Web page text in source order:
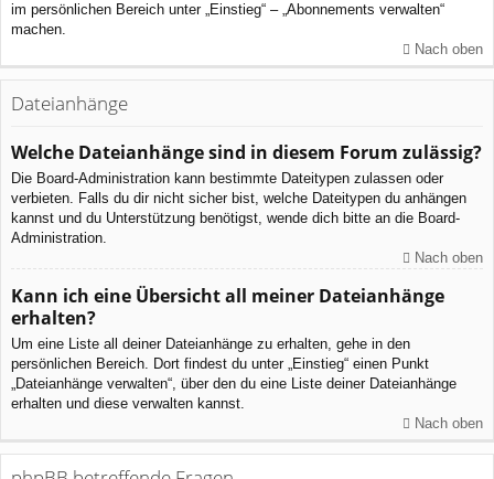
im persönlichen Bereich unter „Einstieg“ – „Abonnements verwalten“
machen.
Nach oben
Dateianhänge
Welche Dateianhänge sind in diesem Forum zulässig?
Die Board-Administration kann bestimmte Dateitypen zulassen oder
verbieten. Falls du dir nicht sicher bist, welche Dateitypen du anhängen
kannst und du Unterstützung benötigst, wende dich bitte an die Board-
Administration.
Nach oben
Kann ich eine Übersicht all meiner Dateianhänge
erhalten?
Um eine Liste all deiner Dateianhänge zu erhalten, gehe in den
persönlichen Bereich. Dort findest du unter „Einstieg“ einen Punkt
„Dateianhänge verwalten“, über den du eine Liste deiner Dateianhänge
erhalten und diese verwalten kannst.
Nach oben